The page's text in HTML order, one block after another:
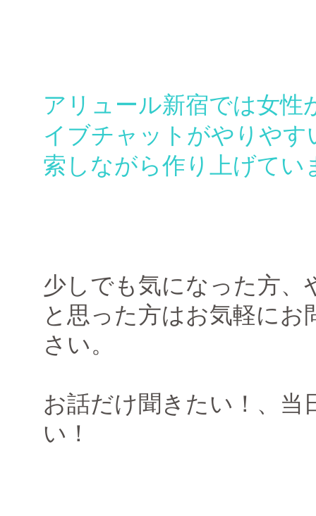
アリュール新宿では女性
イブチャットがやりやす
索しながら作り上げてい
少しでも気になった方、
と思った方はお気軽にお
さい。
お話だけ聞きたい！、当
い！